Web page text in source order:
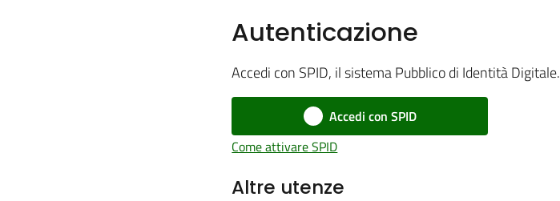
Autenticazione
Accedi con SPID, il sistema Pubblico di Identità Digitale.
Accedi con SPID
Come attivare SPID
Altre utenze